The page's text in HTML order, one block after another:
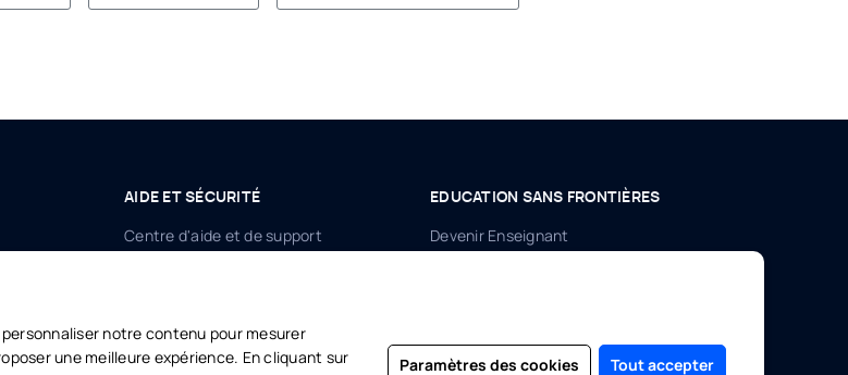
AIDE ET SÉCURITÉ
Centre d'aide et de support
EDUCATION SANS FRONTIÈRES
Devenir Enseignant
notre contenu pour mesurer
une meilleure expérience. En cliquant sur
Paramètres des cookies Tout accepter